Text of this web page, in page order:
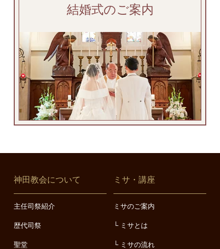
結婚式のご案内
神田教会について
主任司祭紹介
歴代司祭
聖堂
ミサ・講座
ミサのご案内
ミサとは
ミサの流れ